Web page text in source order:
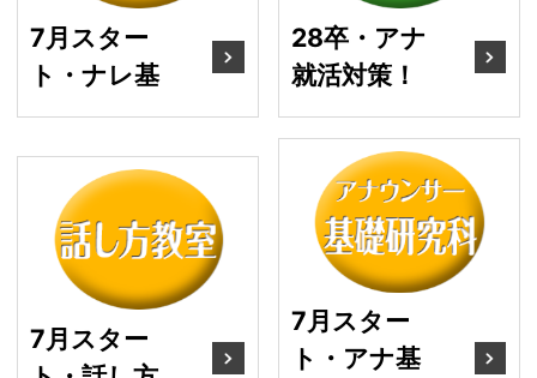
7月スター
ト・ナレ基
28卒・アナ
就活対策！
7月スタート・話し方
7月スター
7月スター
ト・アナ基